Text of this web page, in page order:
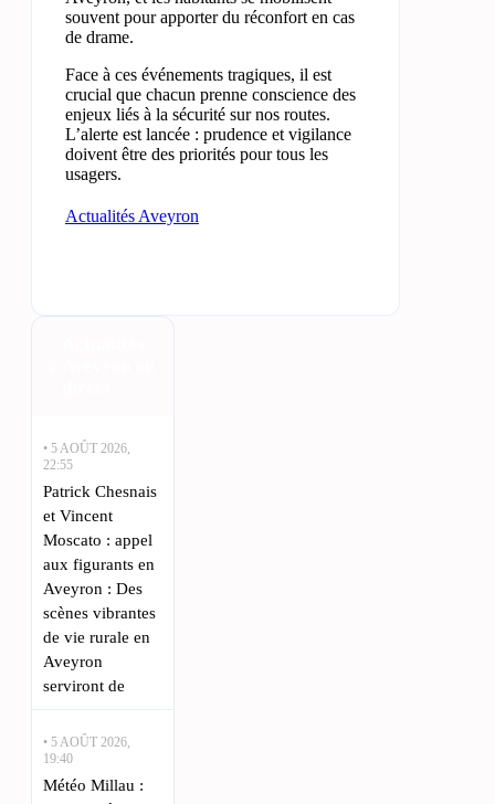
souvent pour apporter du réconfort en cas
de drame.
Face à ces événements tragiques, il est
crucial que chacun prenne conscience des
enjeux liés à la sécurité sur nos routes.
L’alerte est lancée : prudence et vigilance
doivent être des priorités pour tous les
usagers.
Actualités Aveyron
• 5 AOÛT 2026,
22:55
Patrick Chesnais
et Vincent
Moscato : appel
aux figurants en
Aveyron : Des
scènes vibrantes
de vie rurale en
Aveyron
serviront de
• 5 AOÛT 2026,
19:40
Météo Millau :